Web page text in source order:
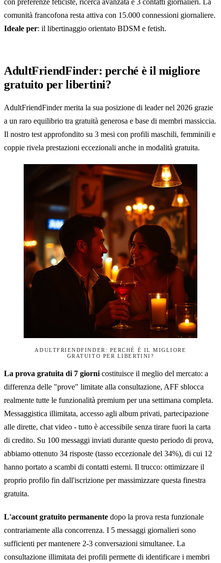
con preferenze feticiste, ricerca avanzata e 3 contatti giornalieri. La
comunità francofona resta attiva con 15.000 connessioni giornaliere.
Ideale per: il libertinaggio orientato BDSM e fetish.
AdultFriendFinder: perché è il migliore
gratuito per libertini?
AdultFriendFinder merita la sua posizione di leader nel 2026 grazie
a un raro equilibrio tra gratuità generosa e base di membri massiccia.
Il nostro test approfondito su 3 mesi con profili maschili, femminili e
coppie rivela prestazioni eccezionali anche in modalità gratuita.
ADULTFRIENDFINDER: PERCHÉ È IL MIGLIORE
GRATUITO PER LIBERTINI?
La prova gratuita di 7 giorni costituisce il meglio del mercato: a
differenza delle "prove" limitate alla consultazione, AFF sblocca
realmente tutte le funzionalità premium per una settimana completa.
Messaggistica illimitata, accesso agli album privati, partecipazione
alle dirette, chat video - tutto è accessibile senza tirare fuori la carta
di credito. Su 100 messaggi inviati durante questo periodo di prova,
abbiamo ottenuto 34 risposte (tasso eccezionale del 34%), di cui 12
hanno portato a scambi di contatti esterni. Il trucco: ottimizzare il
proprio profilo fin dall'iscrizione per massimizzare questa finestra
gratuita.
L'account gratuito permanente dopo la prova resta funzionale
contrariamente alla concorrenza. I 5 messaggi giornalieri sono
sufficienti per mantenere 2-3 conversazioni simultanee. La
consultazione illimitata dei profili permette di identificare i membri